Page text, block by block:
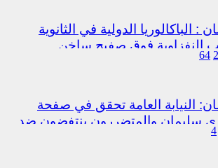
الباكالوريا الدولية في الثانوية
النفزاوية فوق صفيح ساخن
64
النيابة العامة تحقق في صفحة
سليمان والمتضررون ينتفضون ضد
رجال الشرطة
4